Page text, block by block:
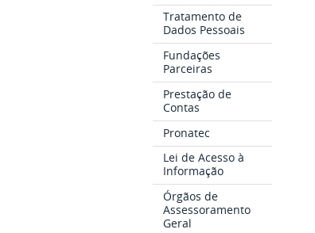
Tratamento de
Dados Pessoais
Fundações
Parceiras
Prestação de
Contas
Pronatec
Lei de Acesso à
Informação
Órgãos de
Assessoramento
Geral